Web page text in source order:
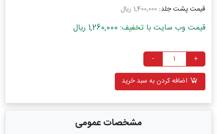
قیمت پشت جلد: 1,400,000 ریال
قیمت وب سایت با تخفیف: 1,260,000 ریال
+
-
اضافه کردن به سبد خرید
مشخصات عمومی